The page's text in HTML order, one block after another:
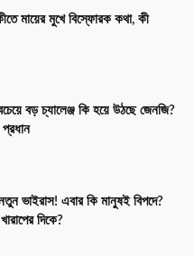
মায়ের মুখে বিস্ফোরক কথা, কী
বড় চ্যালেঞ্জ কি হয়ে উঠছে জেনজি?
প্রধান
ভাইরাস! এবার কি মানুষই বিপদে?
দিকে?